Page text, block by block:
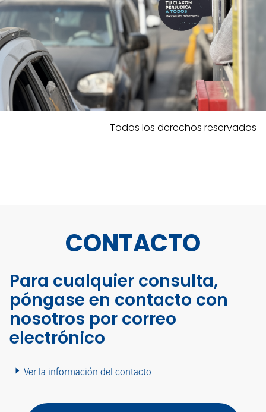
Todos los derechos reservados
CONTACTO
Para cualquier consulta,
póngase en contacto con
nosotros por correo
electrónico
Ver la información del contacto